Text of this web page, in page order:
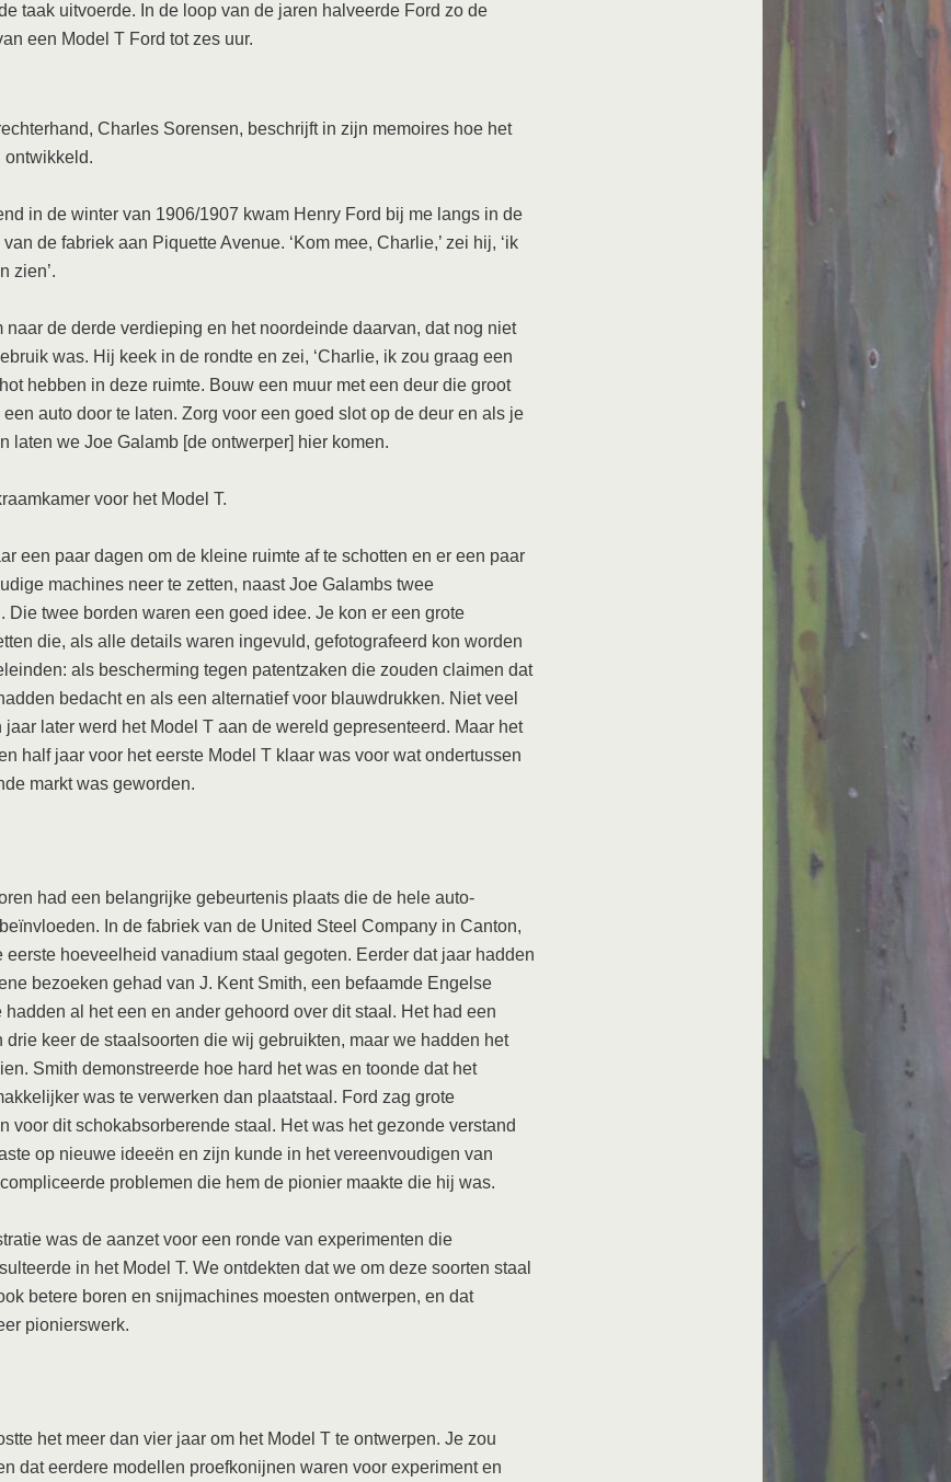
taak uitvoerde. In de loop van de jaren halveerde Ford zo de
een Model T Ford tot zes uur.
Charles Sorensen, beschrijft in zijn memoires hoe het
ontwikkeld.
in de winter van 1906/1907 kwam Henry Ford bij me langs in de
de fabriek aan Piquette Avenue. ‘Kom mee, Charlie,’ zei hij, ‘ik
zien’.
naar de derde verdieping en het noordeinde daarvan, dat nog niet
was. Hij keek in de rondte en zei, ‘Charlie, ik zou graag een
hebben in deze ruimte. Bouw een muur met een deur die groot
auto door te laten. Zorg voor een goed slot op de deur en als je
laten we Joe Galamb [de ontwerper] hier komen.
voor het Model T.
een paar dagen om de kleine ruimte af te schotten en er een paar
machines neer te zetten, naast Joe Galambs twee
Die twee borden waren een goed idee. Je kon er een grote
die, als alle details waren ingevuld, gefotografeerd kon worden
als bescherming tegen patentzaken die zouden claimen dat
bedacht en als een alternatief voor blauwdrukken. Niet veel
jaar later werd het Model T aan de wereld gepresenteerd. Maar het
half jaar voor het eerste Model T klaar was voor wat ondertussen
markt was geworden.
had een belangrijke gebeurtenis plaats die de hele auto-
In de fabriek van de United Steel Company in Canton,
eerste hoeveelheid vanadium staal gegoten. Eerder dat jaar hadden
bezoeken gehad van J. Kent Smith, een befaamde Engelse
hadden al het een en ander gehoord over dit staal. Het had een
drie keer de staalsoorten die wij gebruikten, maar we hadden het
Smith demonstreerde hoe hard het was en toonde dat het
was te verwerken dan plaatstaal. Ford zag grote
voor dit schokabsorberende staal. Het was het gezonde verstand
op nieuwe ideeën en zijn kunde in het vereenvoudigen van
problemen die hem de pionier maakte die hij was.
was de aanzet voor een ronde van experimenten die
in het Model T. We ontdekten dat we om deze soorten staal
betere boren en snijmachines moesten ontwerpen, en dat
pionierswerk.
het meer dan vier jaar om het Model T te ontwerpen. Je zou
dat eerdere modellen proefkonijnen waren voor experiment en